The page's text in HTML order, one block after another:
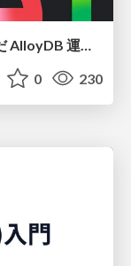
0 230